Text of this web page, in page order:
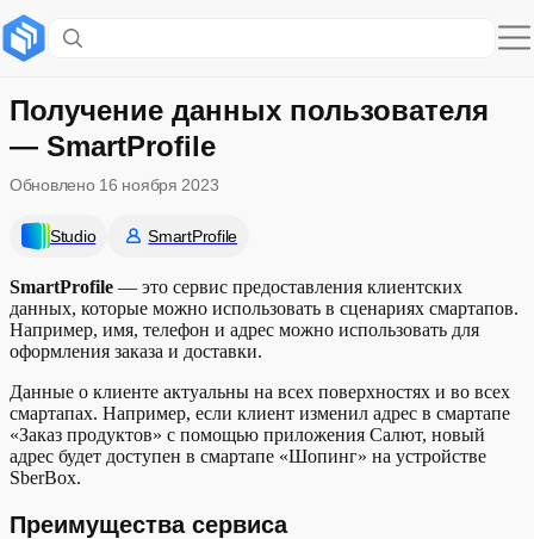
Преимущества сервиса
Получение данных пользователя
— SmartProfile
Обновлено 16 ноября 2023
Studio SmartProfile
SmartProfile — это сервис предоставления клиентских
данных, которые можно использовать в сценариях смартапов.
Например, имя, телефон и адрес можно использовать для
оформления заказа и доставки.
Данные о клиенте актуальны на всех поверхностях и во всех
смартапах. Например, если клиент изменил адрес в смартапе
«Заказ продуктов» с помощью приложения Салют, новый
адрес будет доступен в смартапе «Шопинг» на устройстве
SberBox.
Преимущества сервиса